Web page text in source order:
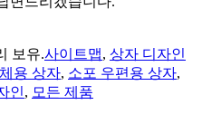
보유.사이트맵, 상자 디자인
용 상자, 소포 우편용 상자,
인, 모든 제품